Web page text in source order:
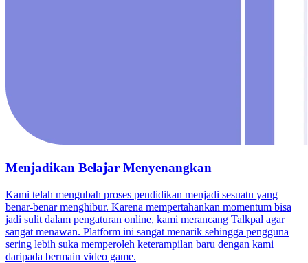
Menjadikan Belajar Menyenangkan
Kami telah mengubah proses pendidikan menjadi sesuatu yang
benar-benar menghibur. Karena mempertahankan momentum bisa
jadi sulit dalam pengaturan online, kami merancang Talkpal agar
sangat menawan. Platform ini sangat menarik sehingga pengguna
sering lebih suka memperoleh keterampilan baru dengan kami
daripada bermain video game.